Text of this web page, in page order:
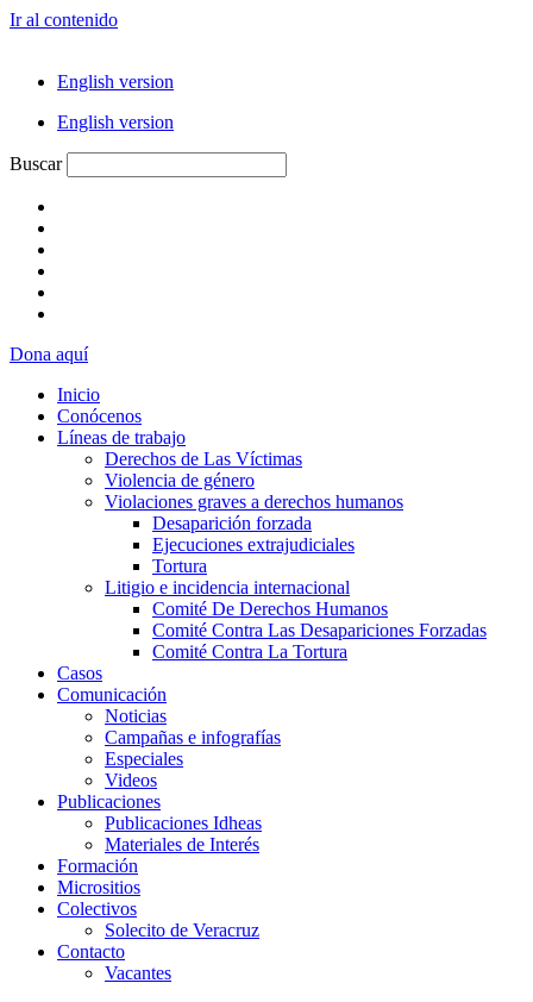
Ir al contenido
English version
English version
Buscar
Dona aquí
Inicio
Conócenos
Líneas de trabajo
Derechos de Las Víctimas
Violencia de género
Violaciones graves a derechos humanos
Desaparición forzada​
Ejecuciones extrajudiciales
Tortura
Litigio e incidencia internacional
Comité De Derechos Humanos​
Comité Contra Las Desapariciones Forzadas
Comité Contra La Tortura​
Casos
Comunicación
Noticias
Campañas e infografías
Especiales
Videos
Publicaciones
Publicaciones Idheas
Materiales de Interés
Formación
Micrositios
Colectivos
Solecito de Veracruz
Contacto
Vacantes